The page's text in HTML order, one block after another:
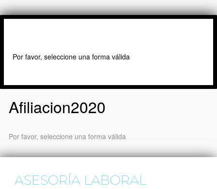
Por favor, seleccione una forma válida
Afiliacion2020
Por favor, seleccione una forma válida
ASESORÍA LABORAL